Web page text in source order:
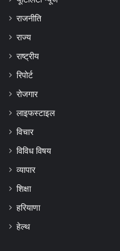
राजनीति
राज्य
राष्ट्रीय
रिपोर्ट
रोजगार
लाइफस्टाइल
विचार
विविध विषय
व्यापार
शिक्षा
हरियाणा
हेल्‍थ